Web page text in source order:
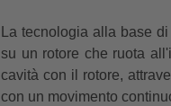
La tecnologia alla base
su un rotore che ruota
cavità con il rotore,
con un movimento